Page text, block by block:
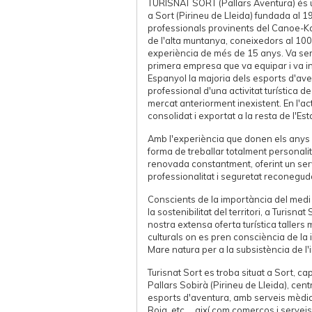
TURISNAT SORT (Pallars Aventura)
a Sort (Pirineu de Lleida) fundada al
professionals provinents del Canoe-
de l'alta muntanya, coneixedors al
experiència de més de 15 anys. Va
primera empresa que va equipar i va
Espanyol la majoria dels esports
professional d'una activitat turística
mercat anteriorment inexistent. En
consolidat i exportat a la resta de
Amb l'experiència que donen els anys
forma de treballar totalment
renovada constantment, oferint un
professionalitat i seguretat
Conscients de la importància del
la sostenibilitat del territori, a Turisnat
nostra extensa oferta turística tallers
culturals on es pren consciència de la
Mare natura per a la subsistència de
Turisnat Sort es troba situat a Sort,
Pallars Sobirà (Pirineu de Lleida),
esports d'aventura, amb serveis